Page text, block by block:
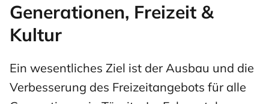
Generationen, Freizeit &
Kultur
Ein wesentliches Ziel ist der Ausbau und die
Verbesserung des Freizeitangebots für alle